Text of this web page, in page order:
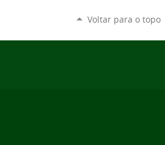
Voltar para o topo